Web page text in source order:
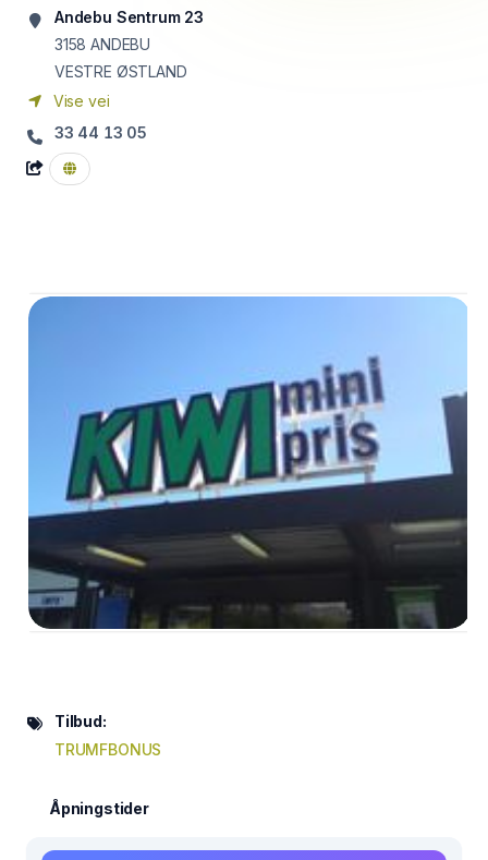
Andebu Sentrum 23
3158 ANDEBU
VESTRE ØSTLAND
Vise vei
33 44 13 05
Tilbud:
TRUMFBONUS
Åpningstider